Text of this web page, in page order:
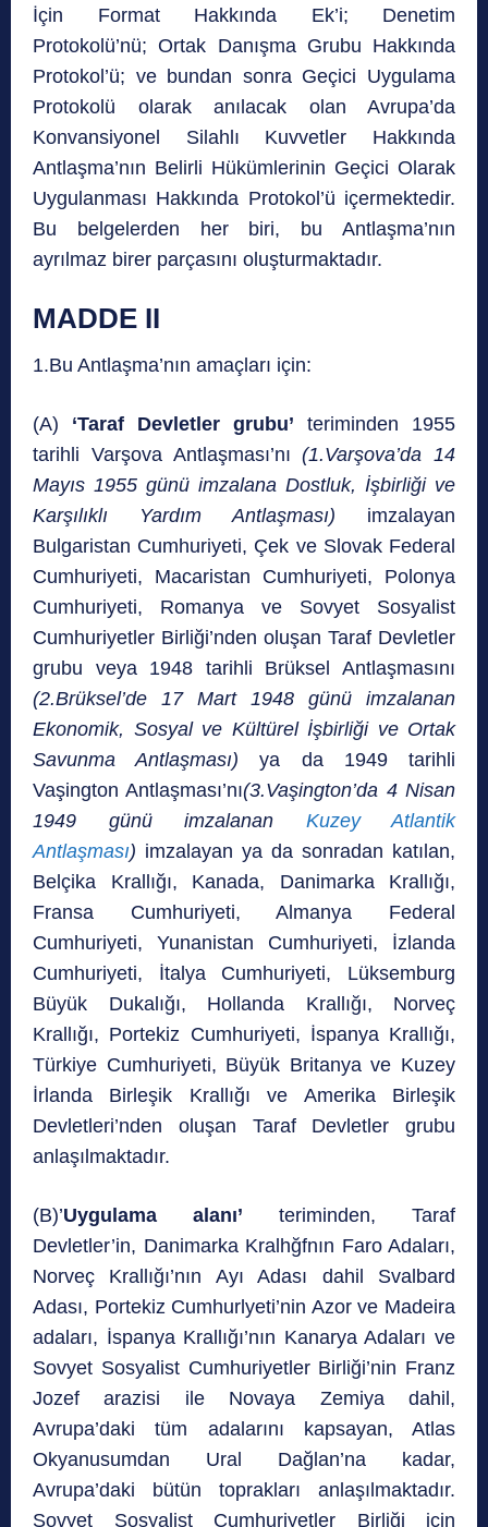
İçin Format Hakkında Ek’i; Denetim
Protokolü’nü; Ortak Danışma Grubu Hakkında
Protokol’ü; ve bundan sonra Geçici Uygulama
Protokolü olarak anılacak olan Avrupa’da
Konvansiyonel Silahlı Kuvvetler Hakkında
Antlaşma’nın Belirli Hükümlerinin Geçici Olarak
Uygulanması Hakkında Protokol’ü içermektedir.
Bu belgelerden her biri, bu Antlaşma’nın
ayrılmaz birer parçasını oluşturmaktadır.
MADDE II
1.Bu Antlaşma’nın amaçları için:
(A) ‘Taraf Devletler grubu’ teriminden 1955
tarihli Varşova Antlaşması’nı(1.Varşova’da 14
Mayıs 1955 günü imzalana Dostluk, İşbirliği ve
Karşılıklı Yardım Antlaşması) imzalayan
Bulgaristan Cumhuriyeti, Çek ve Slovak Federal
Cumhuriyeti, Macaristan Cumhuriyeti, Polonya
Cumhuriyeti, Romanya ve Sovyet Sosyalist
Cumhuriyetler Birliği’nden oluşan Taraf Devletler
grubu veya 1948 tarihli Brüksel Antlaşmasını
(2.Brüksel’de 17 Mart 1948 günü imzalanan
Ekonomik, Sosyal ve Kültürel İşbirliği ve Ortak
Savunma Antlaşması) ya da 1949 tarihli
Vaşington Antlaşması’nı(3.Vaşington’da 4 Nisan
1949 günü imzalanan Kuzey Atlantik
Antlaşması) imzalayan ya da sonradan katılan,
Belçika Krallığı, Kanada, Danimarka Krallığı,
Fransa Cumhuriyeti, Almanya Federal
Cumhuriyeti, Yunanistan Cumhuriyeti, İzlanda
Cumhuriyeti, İtalya Cumhuriyeti, Lüksemburg
Büyük Dukalığı, Hollanda Krallığı, Norveç
Krallığı, Portekiz Cumhuriyeti, İspanya Krallığı,
Türkiye Cumhuriyeti, Büyük Britanya ve Kuzey
İrlanda Birleşik Krallığı ve Amerika Birleşik
Devletleri’nden oluşan Taraf Devletler grubu
anlaşılmaktadır.
(B)’Uygulama alanı’ teriminden, Taraf
Devletler’in, Danimarka Kralhğfnın Faro Adaları,
Norveç Krallığı’nın Ayı Adası dahil Svalbard
Adası, Portekiz Cumhurlyeti’nin Azor ve Madeira
adaları, İspanya Krallığı’nın Kanarya Adaları ve
Sovyet Sosyalist Cumhuriyetler Birliği’nin Franz
Jozef arazisi ile Novaya Zemiya dahil,
Avrupa’daki tüm adalarını kapsayan, Atlas
Okyanusumdan Ural Dağlan’na kadar,
Avrupa’daki bütün toprakları anlaşılmaktadır.
Sovyet Sosyalist Cumhuriyetler Birliği için